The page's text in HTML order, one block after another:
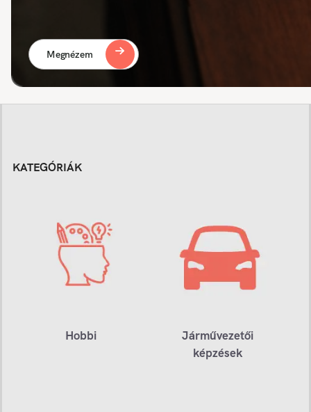
Megnézem
KATEGÓRIÁK
Hobbi
Járművezetői
képzések